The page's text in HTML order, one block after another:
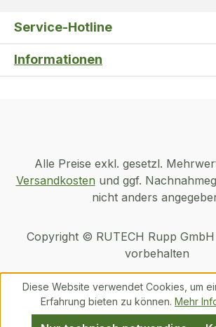
Service-Hotline
Informationen
Alle Preise exkl. gesetzl.
Versandkosten und ggf.
nicht anders
Copyright © RUTECH Rupp
vorbehalten
Diese Website verwendet Cookies, um
Erfahrung bieten zu können. Mehr